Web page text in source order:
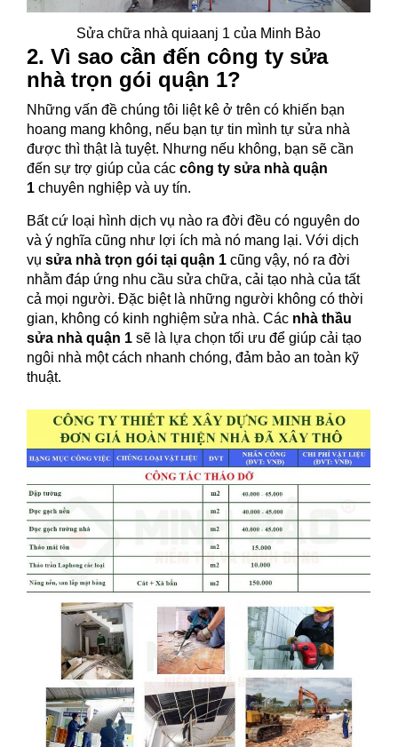
Sửa chữa nhà quiaanj 1 của Minh Bảo
2. Vì sao cần đến công ty sửa
nhà trọn gói quận 1?
Những vấn đề chúng tôi liệt kê ở trên có khiến bạn
hoang mang không, nếu bạn tự tin mình tự sửa nhà
được thì thật là tuyệt. Nhưng nếu không, bạn sẽ cần
đến sự trợ giúp của các công ty sửa nhà quận
1 chuyên nghiệp và uy tín.
Bất cứ loại hình dịch vụ nào ra đời đều có nguyên do
và ý nghĩa cũng như lợi ích mà nó mang lại. Với dịch
vụ sửa nhà trọn gói tại quận 1 cũng vậy, nó ra đời
nhằm đáp ứng nhu cầu sửa chữa, cải tạo nhà của tất
cả mọi người. Đặc biệt là những người không có thời
gian, không có kinh nghiệm sửa nhà. Các nhà thầu
sửa nhà quận 1 sẽ là lựa chọn tối ưu để giúp cải tạo
ngôi nhà một cách nhanh chóng, đảm bảo an toàn kỹ
thuật.